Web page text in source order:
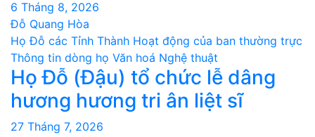
6 Tháng 8, 2026
Đỗ Quang Hòa
Họ Đỗ các Tỉnh Thành Hoạt động của ban thường trực
Thông tin dòng họ Văn hoá Nghệ thuật
Họ Đỗ (Đậu) tổ chức lễ dâng
hương hương tri ân liệt sĩ
27 Tháng 7, 2026